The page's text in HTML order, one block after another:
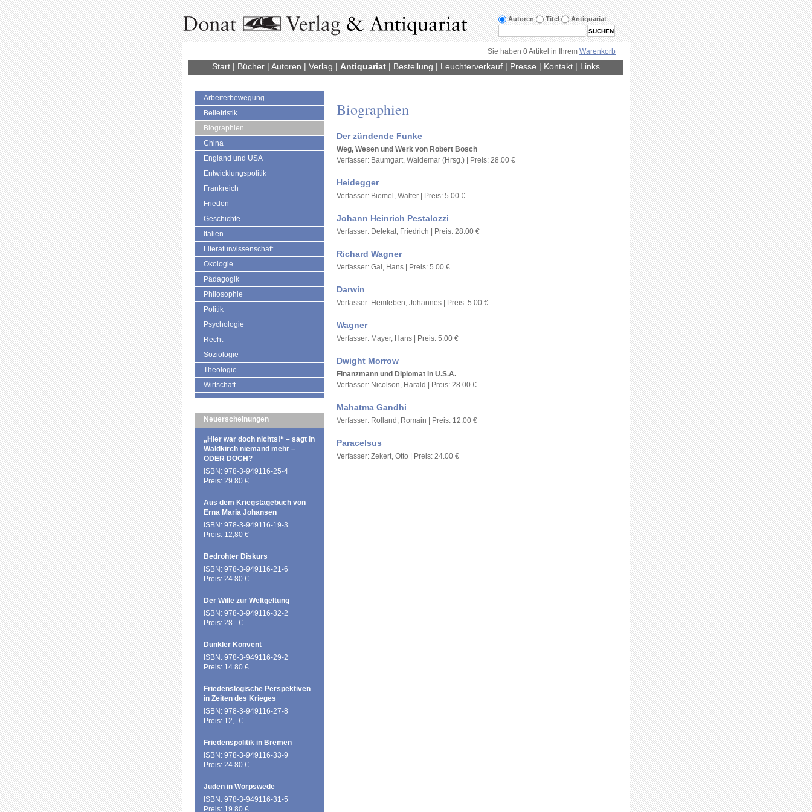
Autoren Titel Antiquariat
Sie haben 0 Artikel in Ihrem Warenkorb
Start | Bücher | Autoren | Verlag | Antiquariat | Bestellung | Leuchterverkauf | Presse | Kontakt | Links
Arbeiterbewegung
Belletristik
Biographien
China
England und USA
Entwicklungspolitik
Frankreich
Frieden
Geschichte
Italien
Literaturwissenschaft
Ökologie
Pädagogik
Philosophie
Politik
Psychologie
Recht
Soziologie
Theologie
Wirtschaft
Neuerscheinungen
„Hier war doch nichts!“ – sagt in
Waldkirch niemand mehr –
ODER DOCH?
ISBN: 978-3-949116-25-4
Preis: 29.80 €
Aus dem Kriegstagebuch von
Erna Maria Johansen
ISBN: 978-3-949116-19-3
Preis: 12,80 €
Bedrohter Diskurs
ISBN: 978-3-949116-21-6
Preis: 24.80 €
Der Wille zur Weltgeltung
ISBN: 978-3-949116-32-2
Preis: 28.- €
Dunkler Konvent
ISBN: 978-3-949116-29-2
Preis: 14.80 €
Friedenslogische Perspektiven
in Zeiten des Krieges
ISBN: 978-3-949116-27-8
Preis: 12,- €
Friedenspolitik in Bremen
ISBN: 978-3-949116-33-9
Preis: 24.80 €
Juden in Worpswede
ISBN: 978-3-949116-31-5
Preis: 19.80 €
Biographien
Der zündende Funke
Weg, Wesen und Werk von Robert Bosch
Verfasser: Baumgart, Waldemar (Hrsg.) | Preis: 28.00 €
Heidegger
Verfasser: Biemel, Walter | Preis: 5.00 €
Johann Heinrich Pestalozzi
Verfasser: Delekat, Friedrich | Preis: 28.00 €
Richard Wagner
Verfasser: Gal, Hans | Preis: 5.00 €
Darwin
Verfasser: Hemleben, Johannes | Preis: 5.00 €
Wagner
Verfasser: Mayer, Hans | Preis: 5.00 €
Dwight Morrow
Finanzmann und Diplomat in U.S.A.
Verfasser: Nicolson, Harald | Preis: 28.00 €
Mahatma Gandhi
Verfasser: Rolland, Romain | Preis: 12.00 €
Paracelsus
Verfasser: Zekert, Otto | Preis: 24.00 €